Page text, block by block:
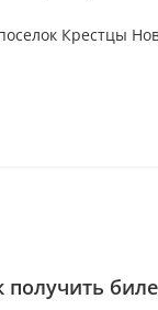
Крестцы
получить